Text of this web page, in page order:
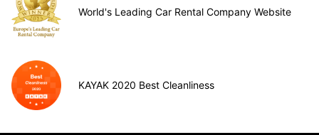
World's Leading Car Rental Company Website
KAYAK 2020 Best Cleanliness